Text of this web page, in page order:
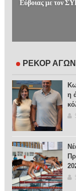
Εύβοιας με τον
ΡΕΚΟΡ
η